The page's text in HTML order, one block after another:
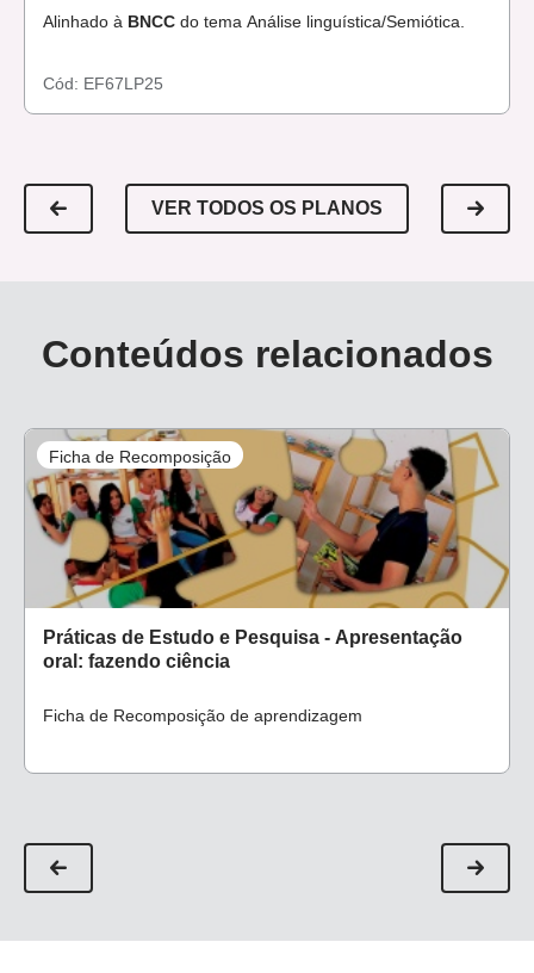
Alinhado à BNCC do tema Análise linguística/Semiótica.
Cód: EF67LP25
VER TODOS OS PLANOS
Conteúdos relacionados
Ficha de Recomposição
Práticas de Estudo e Pesquisa - Apresentação
oral: fazendo ciência
Ficha de Recomposição de aprendizagem